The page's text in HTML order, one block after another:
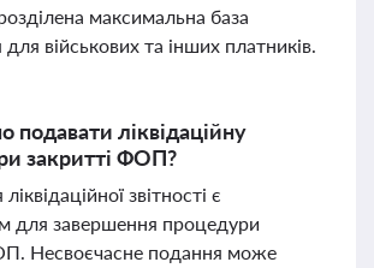
максимальна база
військових та інших платників.
подавати ліквідаційну
закритті ФОП?
звітності є
для завершення процедури
Несвоєчасне подання може